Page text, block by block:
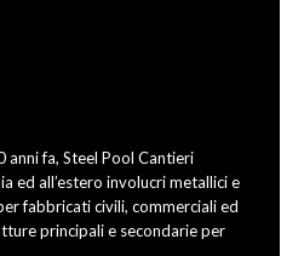
anni fa, Steel Pool Cantieri
ed all’estero involucri metallici e
fabbricati civili, commerciali ed
principali e secondarie per